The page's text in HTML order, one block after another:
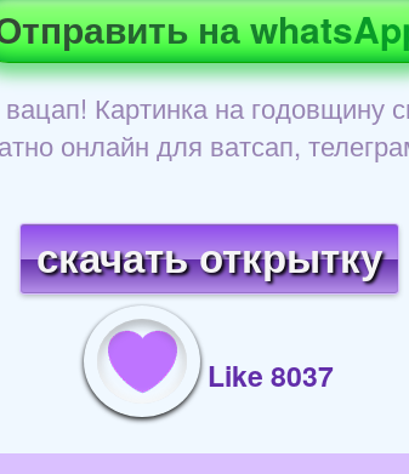
на
Картинка на годовщину
онлайн для ватсап,
скачать открытку
Like 8037